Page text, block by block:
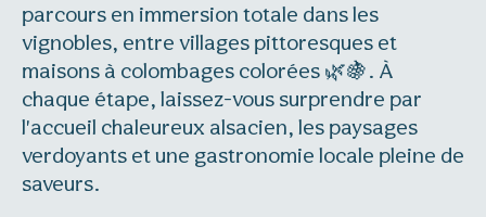
parcours en immersion totale dans les
vignobles, entre villages pittoresques et
maisons à colombages colorées 🌿🍇. À
chaque étape, laissez-vous surprendre par
l'accueil chaleureux alsacien, les paysages
verdoyants et une gastronomie locale pleine de
saveurs.